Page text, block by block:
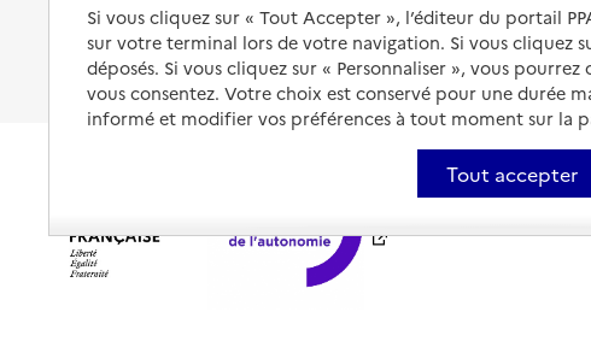
À qui s’adresser ?
Les politiques du grand âge
Fin de vie à domicile
Si vous cliquez sur « Tout Accepter », l’éditeur du portail
sur votre terminal lors de votre navigation. Si vous cliquez
déposés. Si vous cliquez sur « Personnaliser », vous
vous consentez. Votre choix est conservé pour une durée
informé et modifier vos préférences à tout moment sur la
Tout accepter